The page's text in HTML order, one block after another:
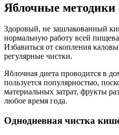
Яблочные
Здоровый, не зашлакованный
нормальную работу всей
Избавиться от скопления
регулярные чистки.
Яблочная диета проводится в
пользуется популярностью,
материальных затрат, фрукты
любое время года.
Однодневная чистка